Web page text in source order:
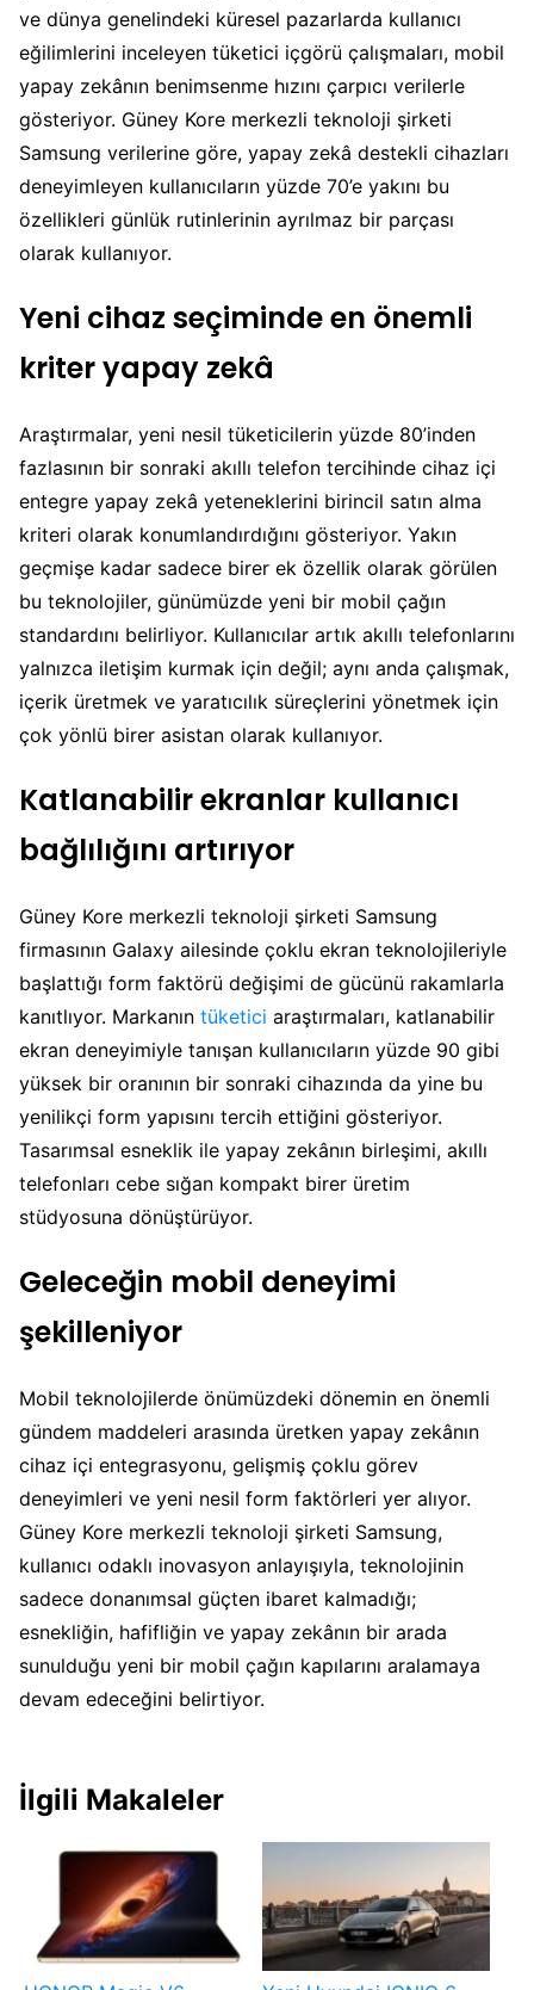
ve dünya genelindeki küresel pazarlarda kullanıcı
eğilimlerini inceleyen tüketici içgörü çalışmaları, mobil
yapay zekânın benimsenme hızını çarpıcı verilerle
gösteriyor. Güney Kore merkezli teknoloji şirketi
Samsung verilerine göre, yapay zekâ destekli cihazları
deneyimleyen kullanıcıların yüzde 70’e yakını bu
özellikleri günlük rutinlerinin ayrılmaz bir parçası
olarak kullanıyor.
Yeni cihaz seçiminde en önemli
kriter yapay zekâ
Araştırmalar, yeni nesil tüketicilerin yüzde 80’inden
fazlasının bir sonraki akıllı telefon tercihinde cihaz içi
entegre yapay zekâ yeteneklerini birincil satın alma
kriteri olarak konumlandırdığını gösteriyor. Yakın
geçmişe kadar sadece birer ek özellik olarak görülen
bu teknolojiler, günümüzde yeni bir mobil çağın
standardını belirliyor. Kullanıcılar artık akıllı telefonlarını
yalnızca iletişim kurmak için değil; aynı anda çalışmak,
içerik üretmek ve yaratıcılık süreçlerini yönetmek için
çok yönlü birer asistan olarak kullanıyor.
Katlanabilir ekranlar kullanıcı
bağlılığını artırıyor
Güney Kore merkezli teknoloji şirketi Samsung
firmasının Galaxy ailesinde çoklu ekran teknolojileriyle
başlattığı form faktörü değişimi de gücünü rakamlarla
kanıtlıyor. Markanın tüketici araştırmaları, katlanabilir
ekran deneyimiyle tanışan kullanıcıların yüzde 90 gibi
yüksek bir oranının bir sonraki cihazında da yine bu
yenilikçi form yapısını tercih ettiğini gösteriyor.
Tasarımsal esneklik ile yapay zekânın birleşimi, akıllı
telefonları cebe sığan kompakt birer üretim
stüdyosuna dönüştürüyor.
Geleceğin mobil deneyimi
şekilleniyor
Mobil teknolojilerde önümüzdeki dönemin en önemli
gündem maddeleri arasında üretken yapay zekânın
cihaz içi entegrasyonu, gelişmiş çoklu görev
deneyimleri ve yeni nesil form faktörleri yer alıyor.
Güney Kore merkezli teknoloji şirketi Samsung,
kullanıcı odaklı inovasyon anlayışıyla, teknolojinin
sadece donanımsal güçten ibaret kalmadığı;
esnekliğin, hafifliğin ve yapay zekânın bir arada
sunulduğu yeni bir mobil çağın kapılarını aralamaya
devam edeceğini belirtiyor.
İlgili Makaleler